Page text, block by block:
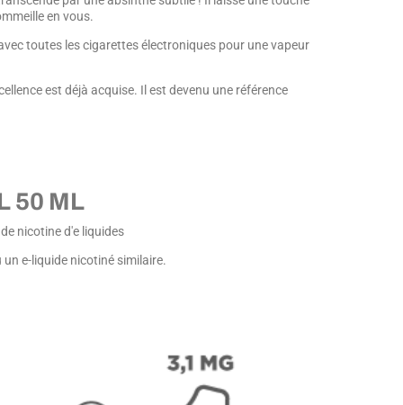
en vous.
toutes les cigarettes électroniques pour une vapeur
est déjà acquise. Il est devenu une référence
50 ML
nicotine d'e liquides
e-liquide nicotiné similaire.